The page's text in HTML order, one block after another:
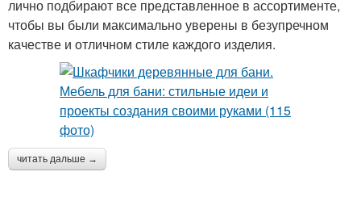
лично подбирают все представленное в ассортименте,
чтобы вы были максимально уверены в безупречном
качестве и отличном стиле каждого изделия.
читать дальше →